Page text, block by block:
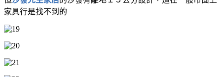
家具行是找不到的